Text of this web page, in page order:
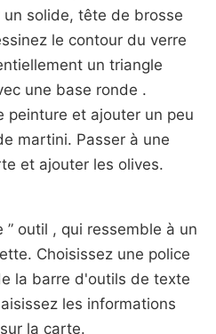
un solide, tête de brosse
le contour du verre
un triangle
une base ronde .
peinture et ajouter un peu
martini. Passer à une
et ajouter les olives.
” outil , qui ressemble à un
Choisissez une police
la barre d'outils de texte
les informations
la carte.